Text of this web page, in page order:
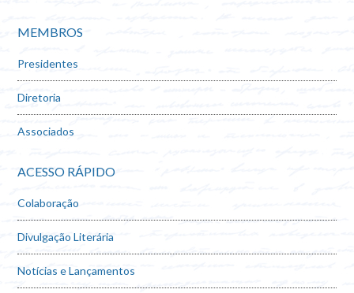
MEMBROS
Presidentes
Diretoria
Associados
ACESSO RÁPIDO
Colaboração
Divulgação Literária
Notícias e Lançamentos